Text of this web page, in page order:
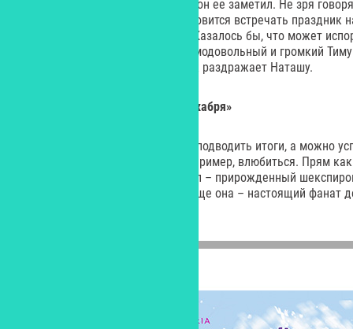
готова буквально на все, чтобы он ее заметил. Не зря
чудес: вместе с классом она готовится встречать
будет предмет ее воздыханий. Казалось бы, что может
момент? Или кто? Например, самодовольный и громкий
прогульщик школы, который так раздражает Наташу.
Китти Уилсон «Каждый день декабря»
Декабрь – месяц чудес. Можно подводить итоги, а можно
хватало времени целый год. Например, влюбиться. Прям
зимней книги Китти Уилсон. Белл – прирожденный
среди детей всех возрастов. А еще она – настоящий фанат